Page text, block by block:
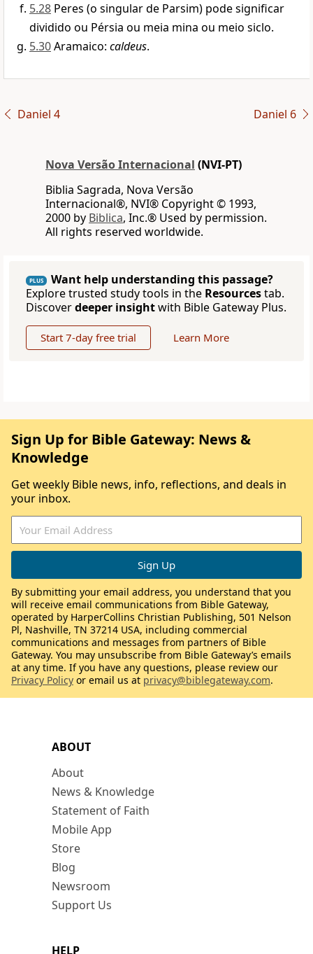
5.28 Peres (o singular de Parsim) pode significar
dividido ou Pérsia ou meia mina ou meio siclo.
5.30Aramaico: caldeus.
Daniel 4 Daniel 6
Nova Versão Internacional (NVI-PT)
Biblia Sagrada, Nova Versão
Internacional®, NVI® Copyright © 1993,
2000 by Biblica, Inc.® Used by permission.
All rights reserved worldwide.
PLUS
Want help understanding this passage?
Explore trusted study tools in the Resourcestab.
Discoverdeeper insightwith Bible Gateway Plus.
Start 7-day free trial Learn More
ABOUT
About
News & Knowledge
Statement of Faith
Mobile App
Store
Blog
Newsroom
Support Us
HELP
Sign Up for Bible Gateway: News &
Knowledge
Get weekly Bible news, info, reflections, and deals in
your inbox.
By submitting your email address, you understand that you
will receive email communications from Bible Gateway,
operated by HarperCollins Christian Publishing, 501 Nelson
Pl, Nashville, TN 37214 USA, including commercial
communications and messages from partners of Bible
Gateway. You may unsubscribe from Bible Gateway’s emails
at any time. If you have any questions, please review our
Privacy Policy or email us at privacy@biblegateway.com.